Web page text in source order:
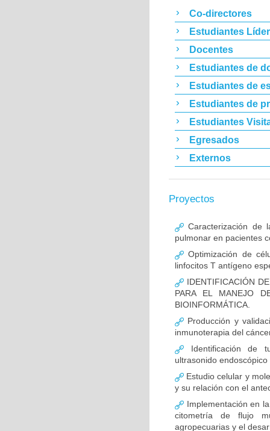
Co-directores
Estudiantes
Docentes
Estudiantes de
Estudiantes de
Estudiantes de
Estudiantes
Egresados
Externos
Proyectos
Caracterización de
pulmonar en pacientes
Optimización de
linfocitos T antígeno
IDENTIFICACIÓN
PARA EL MANEJO
BIOINFORMÁTICA.
Producción y
inmunoterapia del
Identificación de
ultrasonido endoscópico
Estudio celular y
y su relación con el
Implementación en
citometría de flujo
agropecuarias y el